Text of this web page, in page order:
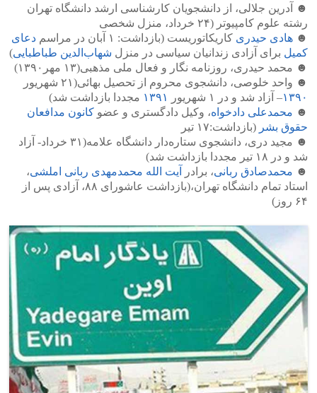
☻ آدرین جلالی، از دانشجویان کارشناسی ارشد دانشگاه تهران
رشته علوم کامپیوتر (۲۴ خرداد، منزل شخصی
☻ هادی حیدری کاریکاتوریست (بازداشت: ۱ آبان در مراسم
دعای
کمیل برای آزادی زندانیان سیاسی در منزل شهاب‌الدین طباطبایی)
☻ محمد حیدری، روزنامه نگار و فعال ملی مذهبی(۱۳ مهر۱۳۹۰)
☻ واحد خلوصی، دانشجوی محروم از تحصیل بهائی(۲۱ شهریور
۱۳۹۰– آزاد شد و در ۱ شهریور ۱۳۹۱ مجددا بازداشت شد)
☻ محمدعلی دادخواه، وکیل دادگستری و عضو کانون مدافعان
حقوق بشر (بازداشت:۱۷ تیر
☻ مجید دری، دانشجوی ستاره‌دار دانشگاه علامه(۳۱ خرداد- آزاد
شد و در ۱۸ تیر مجددا بازداشت شد)
☻ محمدصادق ربانی، برادر آیت الله محمدمهدی ربانی املشی،
استاد تمام دانشگاه تهران،(بازداشت عاشورای ۸۸، آزادی پس از
۶۴ روز)